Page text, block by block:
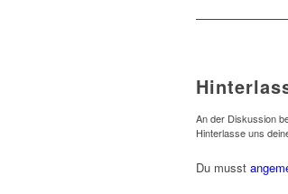
An der Diskussion
Hinterlasse uns
Du musst